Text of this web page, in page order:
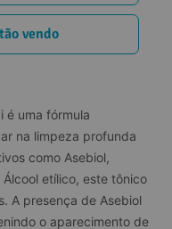
vendo
é uma fórmula
na limpeza profunda
como Asebiol,
etílico, este tônico
A presença de Asebiol
o aparecimento de